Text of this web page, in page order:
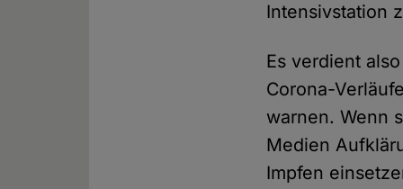
Intensivstation
Es verdient
Corona-
warnen. Wenn
Medien
Impfen